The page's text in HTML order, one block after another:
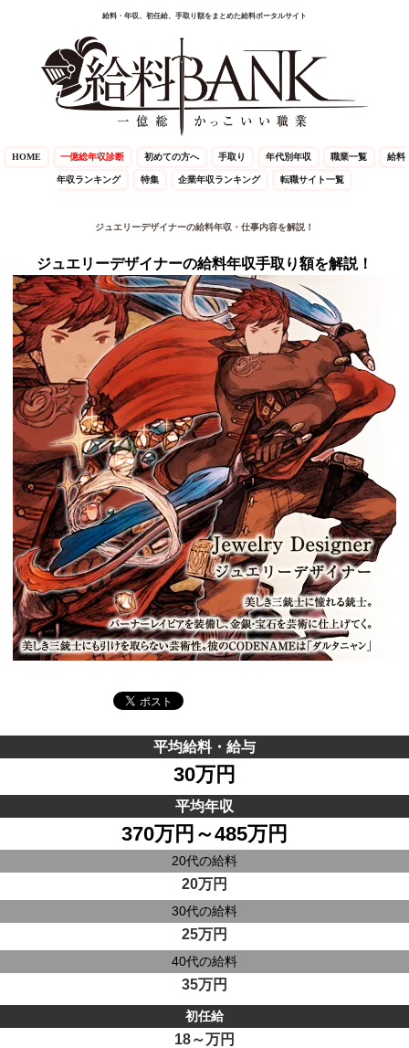
給料・年収、初任給、手取り額をまとめた給料ポータルサイト
HOME 一億総年収診断 初めての方へ 手取り 年代別年収 職業一覧 給料
年収ランキング 特集 企業年収ランキング 転職サイト一覧
ジュエリーデザイナーの給料年収・仕事内容を解説！
ジュエリーデザイナーの給料年収手取り額を解説！
平均給料・給与
30万円
平均年収
370万円～485万円
20代の給料
20万円
30代の給料
25万円
40代の給料
35万円
初任給
18～万円